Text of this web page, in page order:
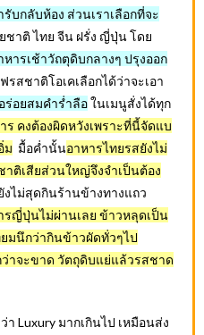
บกลับห้อง ส่วนเราเลือกที่จะ
ชาติ ไทย จีน ฝรั่ง ญี่ปุ่น โดย
ารเช้าวัถตุดิบกลางๆ ปรุงออก
รสชาติโอเคเลือกได้ว่าจะเอา
อยสมคำร่ำลือในเมนูสั่งได้ทุก
คงต้องผิดหวังเพราะที่นี้จัดแบ
ม มื้อค่ำนั้นอาหารไทยรสยังไม่
ติเสียส่วนใหญ่จึงจำเป็นต้อง
งไม่สุดกินร้านข้างทางแถว
รญี่ปุ่นไม่ผ่านเลย ข้าวหลุดเป็น
มนึกว่ากินข้าวผัดทั่วๆไป
าจะขาด วัตถุดิบแย่แล้วรสชาด
Luxury มากเกินไป เหมือนส่ง